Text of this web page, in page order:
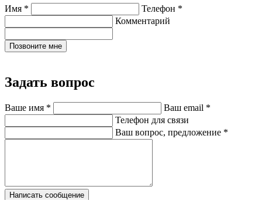
Имя * Телефон *
Комментарий
Позвоните мне
Задать вопрос
Ваше имя * Ваш email *
Телефон для связи
Ваш вопрос, предложение *
Написать сообщение